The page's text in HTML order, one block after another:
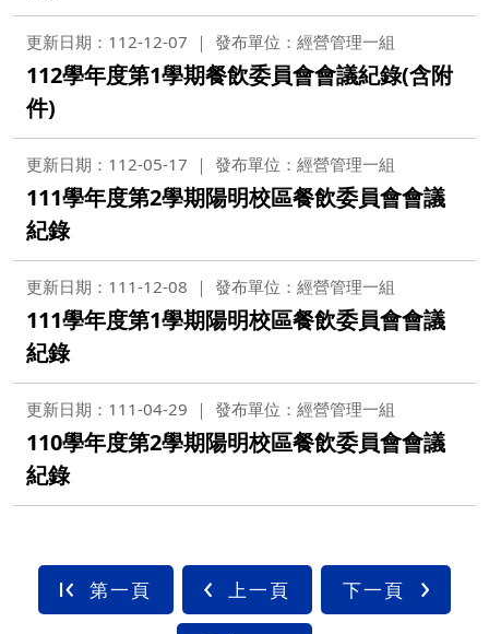
更新日期：112-12-07 發布單位：經營管理一組
112學年度第1學期餐飲委員會會議紀錄(含附
件)
更新日期：112-05-17 發布單位：經營管理一組
111學年度第2學期陽明校區餐飲委員會會議
紀錄
更新日期：111-12-08 發布單位：經營管理一組
111學年度第1學期陽明校區餐飲委員會會議
紀錄
更新日期：111-04-29 發布單位：經營管理一組
110學年度第2學期陽明校區餐飲委員會會議
紀錄
第一頁 上一頁 下一頁